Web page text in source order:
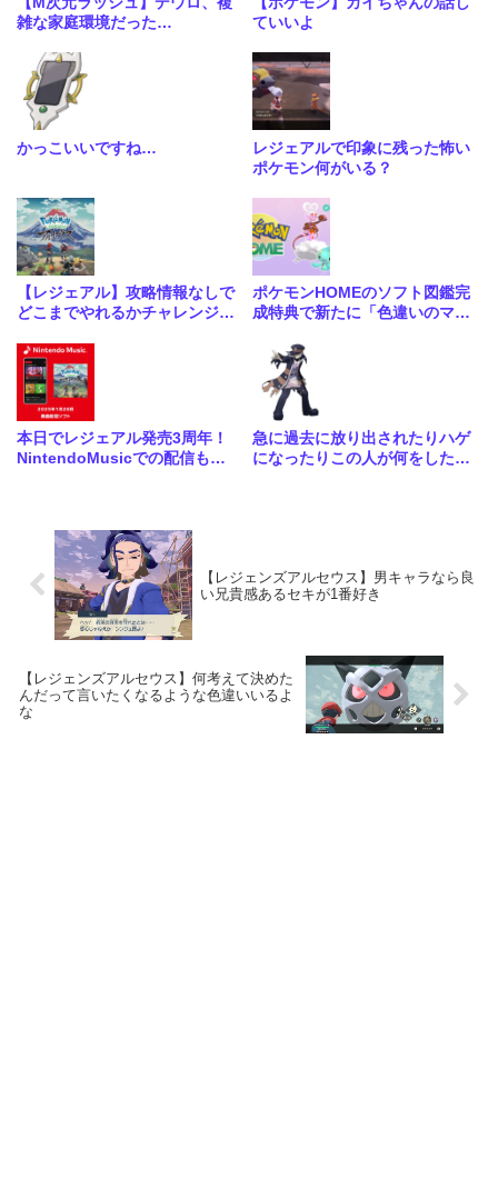
雑な家庭環境だった…
ていいよ
かっこいいですね…
レジェアルで印象に残った怖い
ポケモン何がいる？
【レジェアル】攻略情報なしで
どこまでやれるかチャレンジし
ポケモンHOMEのソフト図鑑完
成特典で新たに「色違いのマナ
が配布決定！
本日でレジェアル発売3周年！
NintendoMusicでの配信もき
急に過去に放り出されたりハゲ
になったりこの人が何をしたっ
【レジェンズアルセウス】男キャラなら良
い兄貴感あるセキが1番好き
【レジェンズアルセウス】何考えて決めた
んだって言いたくなるような色違いいるよ
な